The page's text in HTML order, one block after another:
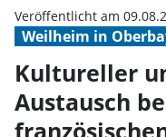
Weilheim in
Veröffentlicht am
Kultureller
Austausch